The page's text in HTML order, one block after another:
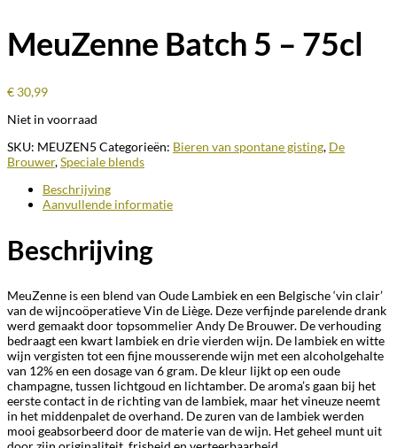
MeuZenne Batch 5 – 75cl
€ 30,99
Niet in voorraad
SKU: MEUZEN5 Categorieën: Bieren van spontane gisting, De
Brouwer,Speciale blends
Beschrijving
Aanvullende informatie
Beschrijving
MeuZenne is een blend van Oude Lambiek en een Belgische ‘vin clair’
van de wijncoöperatieve Vin de Liège. Deze verfijnde parelende drank
werd gemaakt door topsommelier Andy De Brouwer. De verhouding
bedraagt een kwart lambiek en drie vierden wijn. De lambiek en witte
wijn vergisten tot een fijne mousserende wijn met een alcoholgehalte
van 12% en een dosage van 6 gram. De kleur lijkt op een oude
champagne, tussen lichtgoud en lichtamber. De aroma’s gaan bij het
eerste contact in de richting van de lambiek, maar het vineuze neemt
in het middenpalet de overhand. De zuren van de lambiek werden
mooi geabsorbeerd door de materie van de wijn. Het geheel munt uit